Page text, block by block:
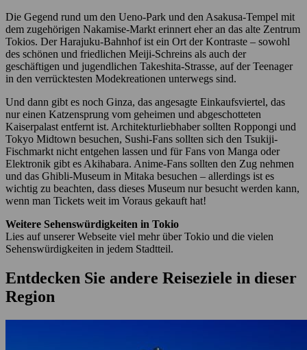
Die Gegend rund um den Ueno-Park und den Asakusa-Tempel mit
dem zugehörigen Nakamise-Markt erinnert eher an das alte Zentrum
Tokios. Der Harajuku-Bahnhof ist ein Ort der Kontraste – sowohl
des schönen und friedlichen Meiji-Schreins als auch der
geschäftigen und jugendlichen Takeshita-Strasse, auf der Teenager
in den verrücktesten Modekreationen unterwegs sind.
Und dann gibt es noch Ginza, das angesagte Einkaufsviertel, das
nur einen Katzensprung vom geheimen und abgeschotteten
Kaiserpalast entfernt ist. Architekturliebhaber sollten Roppongi und
Tokyo Midtown besuchen, Sushi-Fans sollten sich den Tsukiji-
Fischmarkt nicht entgehen lassen und für Fans von Manga oder
Elektronik gibt es Akihabara. Anime-Fans sollten den Zug nehmen
und das Ghibli-Museum in Mitaka besuchen – allerdings ist es
wichtig zu beachten, dass dieses Museum nur besucht werden kann,
wenn man Tickets weit im Voraus gekauft hat!
Weitere Sehenswürdigkeiten in Tokio
Lies auf unserer Webseite viel mehr über Tokio und die vielen
Sehenswürdigkeiten in jedem Stadtteil.
Entdecken Sie andere Reiseziele in dieser
Region